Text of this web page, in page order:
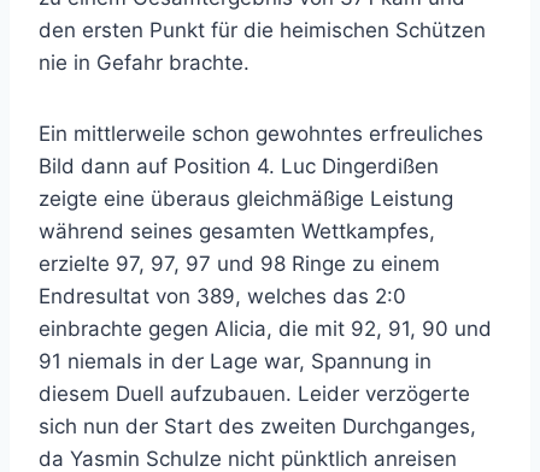
den ersten Punkt für die heimischen Schützen
nie in Gefahr brachte.
Ein mittlerweile schon gewohntes erfreuliches
Bild dann auf Position 4. Luc Dingerdißen
zeigte eine überaus gleichmäßige Leistung
während seines gesamten Wettkampfes,
erzielte 97, 97, 97 und 98 Ringe zu einem
Endresultat von 389, welches das 2:0
einbrachte gegen Alicia, die mit 92, 91, 90 und
91 niemals in der Lage war, Spannung in
diesem Duell aufzubauen. Leider verzögerte
sich nun der Start des zweiten Durchganges,
da Yasmin Schulze nicht pünktlich anreisen